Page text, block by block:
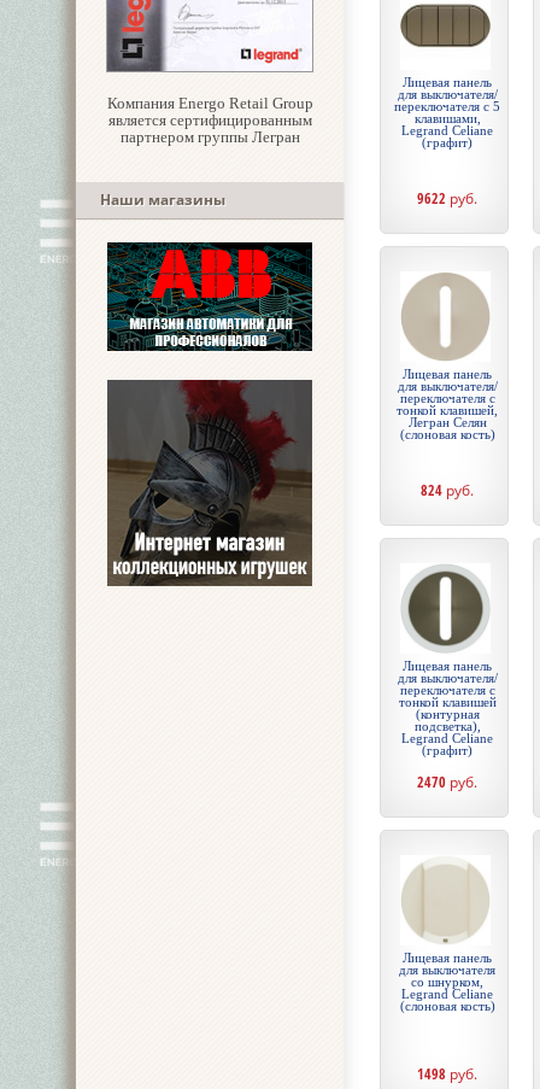
Компания Energo Retail Group
является сертифицированным
партнером группы Легран
Наши магазины
Лицевая панель
для выключателя/
переключателя с 5
клавишами,
Legrand Celiane
(графит)
9622 руб.
Лицевая панель
для выключателя/
переключателя с
тонкой клавишей,
Легран Селян
(слоновая кость)
824 руб.
Лицевая панель
для выключателя/
переключателя с
тонкой клавишей
(контурная
подсветка),
Legrand Celiane
(графит)
2470 руб.
Лицевая панель
для выключателя
со шнурком,
Legrand Celiane
(слоновая кость)
1498 руб.